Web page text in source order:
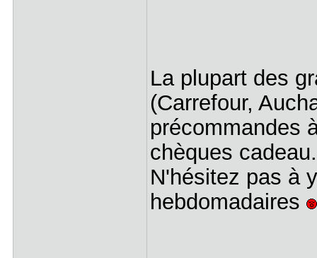
La plupart des
(Carrefour,
précommandes
chèques cadeau.
N'hésitez pas à
hebdomadaires